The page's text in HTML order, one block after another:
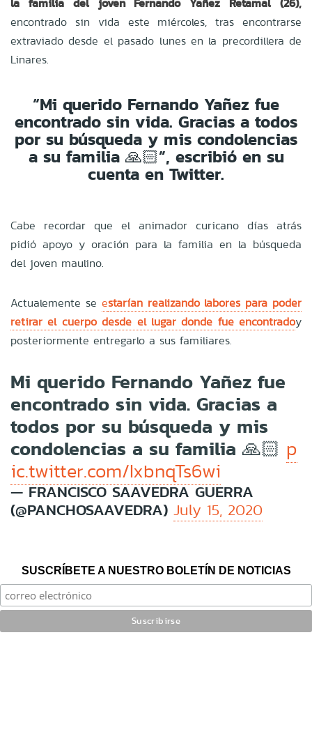
encontrado sin vida este miércoles, tras encontrarse
extraviado desde el pasado lunes en la precordillera de
Linares.
“Mi querido Fernando Yañez fue
encontrado sin vida. Gracias a todos
por su búsqueda y mis condolencias
a su familia 🙏🏻”, escribió en su
cuenta en Twitter.
Cabe recordar que el animador curicano días atrás
pidió apoyo y oración para la familia en la búsqueda
del joven maulino.
Actualemente se estarían realizando labores para poder
retirar el cuerpo desde el lugar donde fue encontradoy
posteriormente entregarlo a sus familiares.
Mi querido Fernando Yañez fue
encontrado sin vida. Gracias a
todos por su búsqueda y mis
condolencias a su familia 🙏🏻 p
ic.twitter.com/IxbnqTs6wi
— FRANCISCO SAAVEDRA GUERRA
(@PANCHOSAAVEDRA) July 15, 2020
SUSCRÍBETE A NUESTRO BOLETÍN DE NOTICIAS